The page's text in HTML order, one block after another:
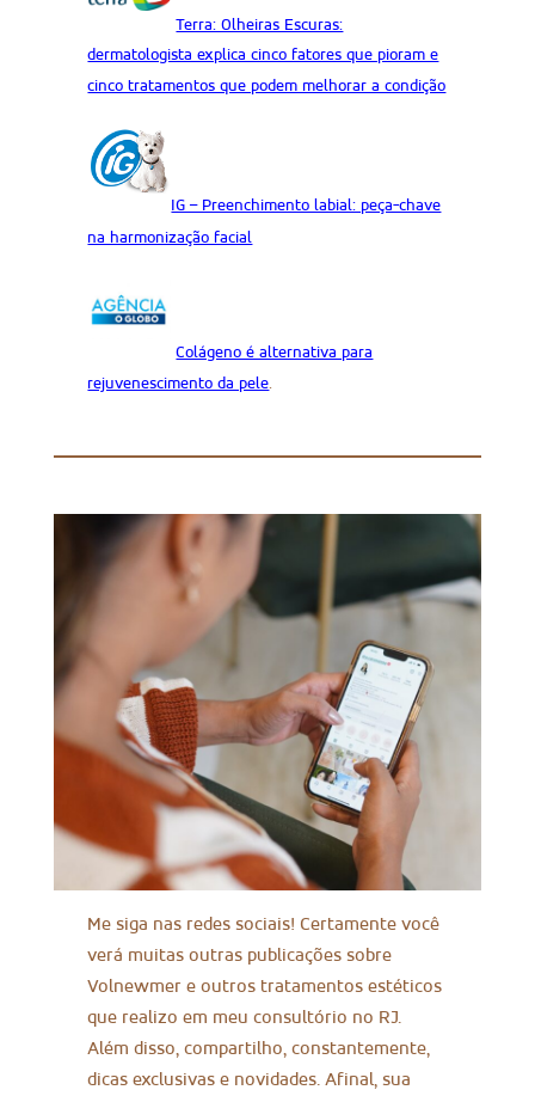
Terra: Olheiras Escuras:
dermatologista explica cinco fatores que pioram e
cinco tratamentos que podem melhorar a condição
IG – Preenchimento labial: peça-chave
na harmonização facial
Colágeno é alternativa para
rejuvenescimento da pele.
Me siga nas redes sociais! Certamente você
verá muitas outras publicações sobre
Volnewmer e outros tratamentos estéticos
que realizo em meu consultório no RJ.
Além disso, compartilho, constantemente,
dicas exclusivas e novidades. Afinal, sua